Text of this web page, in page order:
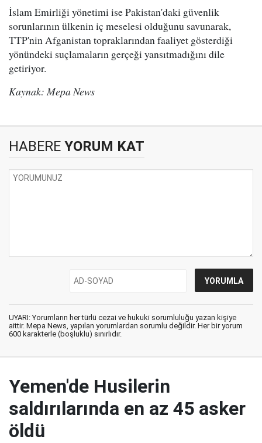
İslam Emirliği yönetimi ise Pakistan'daki güvenlik
sorunlarının ülkenin iç meselesi olduğunu savunarak,
TTP'nin Afganistan topraklarından faaliyet gösterdiği
yönündeki suçlamaların gerçeği yansıtmadığını dile
getiriyor.
Kaynak: Mepa News
HABERE YORUM KAT
UYARI: Yorumların her türlü cezai ve hukuki sorumluluğu yazan kişiye
aittir. Mepa News, yapılan yorumlardan sorumlu değildir. Her bir yorum
600 karakterle (boşluklu) sınırlıdır.
Yemen'de Husilerin
saldırılarında en az 45 asker
öldü